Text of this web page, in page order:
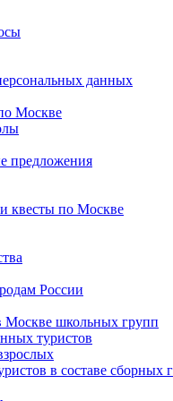
данных
Москве
предложения
квесты по Москве
России
школьных групп
туристов
в составе сборных